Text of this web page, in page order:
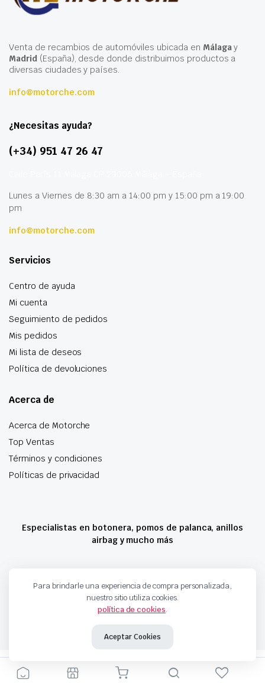
Venta de recambios de automóviles ubicada en Málagay
Madrid(España), desde donde distribuimos productos a
diversas ciudades y países.
info@motorche.com
¿Necesitas ayuda?
(+34) 951 47 26 47
Lunes a Viernes de 8:30 am a 14:00 pm y 15:00 pm a 19:00
pm
info@motorche.com
Servicios
Centro de ayuda
Mi cuenta
Seguimiento de pedidos
Mis pedidos
Mi lista de deseos
Política de devoluciones
Acerca de
Acerca de Motorche
Top Ventas
Términos y condiciones
Políticas de privacidad
Especialistas en botonera, pomos de palanca, anillos
airbag y mucho más
Copyright 2024 © Motorche Autoparts. Todos los derechos reservados
Para brindarle una experiencia de compra personalizada,
nuestro sitio utiliza cookies.
política de cookies.
Aceptar Cookies